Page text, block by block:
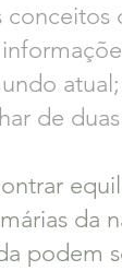
atual;
de
da
podem